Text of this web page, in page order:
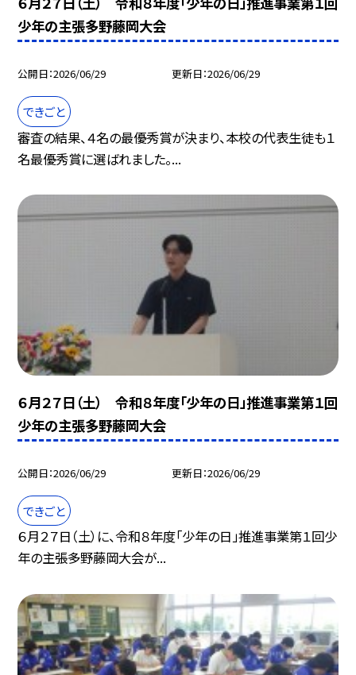
少年の主張多野藤岡大会
公開日 2026/06/29 更新日 2026/06/29
できごと
審査の結果、４名の最優秀賞が決まり、本校の代表生徒も１
名最優秀賞に選ばれました。...
６月２７日（土） 令和８年度「少年の日」推進事業第１回
少年の主張多野藤岡大会
公開日 2026/06/29 更新日 2026/06/29
できごと
６月２７日（土）に、令和８年度「少年の日」推進事業第１回少
年の主張多野藤岡大会が...